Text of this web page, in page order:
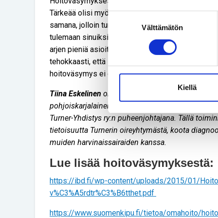
Suostumuksen
valinta
Välttämätön
Kiellä
Tärkeää olisi myös se, että hoidon vaihdellessa
samana, jolloin turvallinen hoitosuhde pääsisi
tulemaan sinuiksi sairautensa kanssa.
arjen pieniä asioita, mikä tuo paljon voimia
tehokkaasti, että itseään pitää kuunnella ja
hoitoväsymys ei ole häpeän arvoinen asia.
Tiina Eskelinen on sekä opetus-, viestintä että
pohjoiskarjalainen. Hän on kirjoitushetkellä
Turner-Yhdistys ry:n puheenjohtajana. Tällä
tietoisuutta Turnerin oireyhtymästä, koota
muiden harvinaissairaiden kanssa.
Lue lisää hoitoväsymyksestä:
https://ibd.fi/wp-content/uploads/2015/01/
v%C3%A5rdtr%C3%B6tthet.pdf
https://www.suomenkipu.fi/tietoa/omahoito/